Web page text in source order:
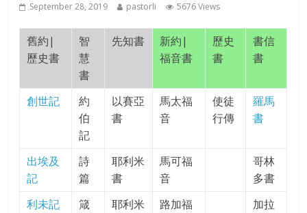
September 28, 2019 pastorli 5676 Views
舊約|
歷史書
智
慧
書
先知書
新約|
福音書
歷史
書
書信
書
創世記
約
伯
記
以賽亞
書
馬太福
音
使徒
行傳
羅馬
書
出埃及
記
詩
篇
耶利米
書
馬可福
音
哥林
多書
利未記
箴
耶利米
路加福
加拉